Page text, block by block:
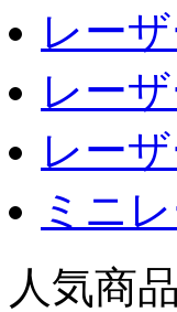
レー
レー
レー
ミニ
人気商品